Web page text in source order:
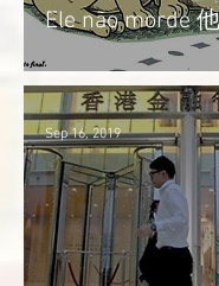
Ele não morde
Sep 16, 2019